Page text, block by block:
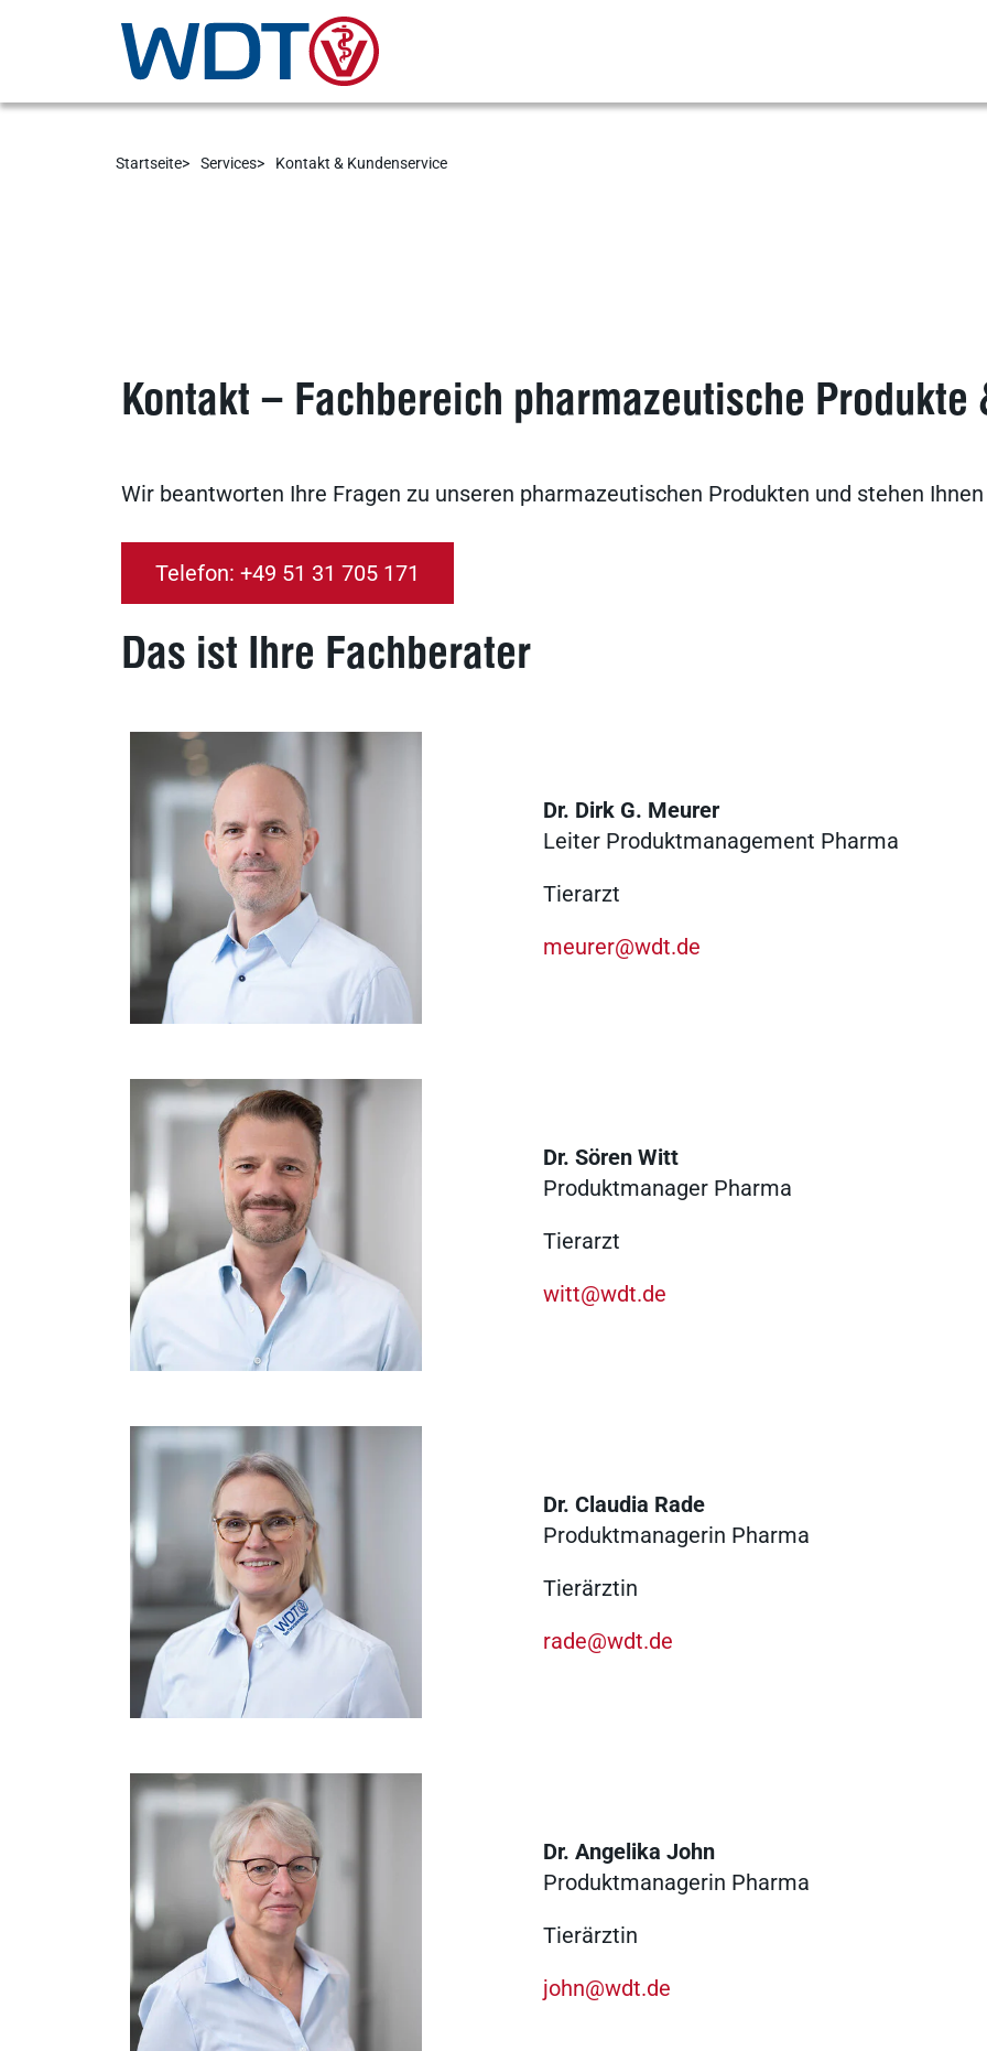
Häufige Suchanfragen
Service
Tierarztbedarf
vitofyllin Ergebnisse anzeigen
Praxissoftware
Startseite Services Kontakt & Kundenservice
Kontakt – Fachbereich pharmazeutische Produkte
Wir beantworten Ihre Fragen zu unseren pharmazeutischen Produkten und stehen
Telefon: +49 51 31 705 171
Das ist Ihre Fachberater
Dr. Dirk G. Meurer
Leiter Produktmanagement Pharma
Tierarzt
meurer@wdt.de
Dr. Sören Witt
Produktmanager Pharma
Tierarzt
witt@wdt.de
Dr. Claudia Rade
Produktmanagerin Pharma
Tierärztin
rade@wdt.de
Dr. Angelika John
Produktmanagerin Pharma
Tierärztin
john@wdt.de